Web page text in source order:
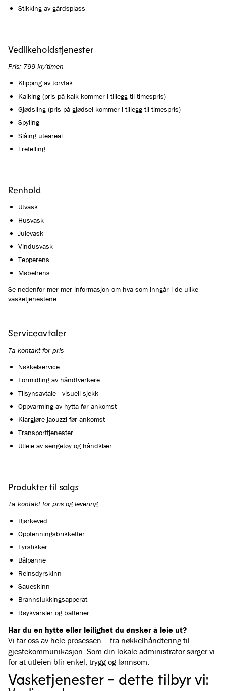
Stikking av gårdsplass
Vedlikeholdstjenester
Pris: 799 kr/timen
Klipping av torvtak
Kalking (pris på kalk kommer i tillegg til timespris)
Gjødsling (pris på gjødsel kommer i tillegg til timespris)
Spyling
Slåing uteareal
Trefelling
Renhold
Utvask
Husvask
Julevask
Vindusvask
Tepperens
Møbelrens
Se nedenfor mer mer informasjon om hva som inngår i de ulike
vasketjenestene.
Serviceavtaler
Ta kontakt for pris
Nøkkelservice
Formidling av håndtverkere
Tilsynsavtale - visuell sjekk
Oppvarming av hytta før ankomst
Klargjøre jacuzzi før ankomst
Transporttjenester
Utleie av sengetøy og håndklær
Produkter til salgs
Ta kontakt for pris og levering
Bjørkeved
Opptenningsbrikketter
Fyrstikker
Bålpanne
Reinsdyrskinn
Saueskinn
Brannslukkingsapperat
Røykvarsler og batterier
Har du en hytte eller leilighet du ønsker å leie ut?
Vi tar oss av hele prosessen – fra nøkkelhåndtering til
gjestekommunikasjon. Som din lokale administrator sørger vi
for at utleien blir enkel, trygg og lønnsom.
Vasketjenester - dette tilbyr vi: